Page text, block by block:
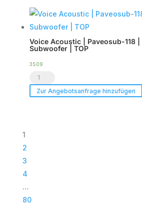
Case
Menge
-
Tourpack
(8er
Set)
Voice Acoustic | Paveosub-118 |
Subwoofer | TOP
3509
Voice
Acoustic
Zur Angebotsanfrage hinzufügen
1
2
3
4
…
80